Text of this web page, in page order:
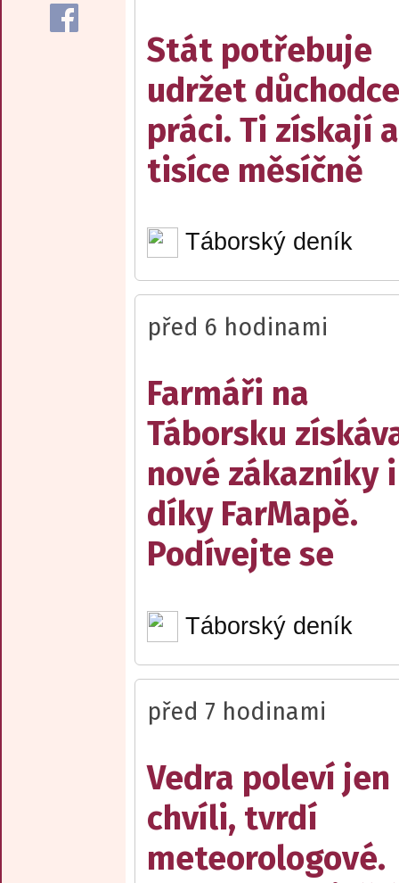
Stát potřebuje
udržet
práci. Ti získají
tisíce měsíčně
Táborský deník
před 6 hodinami
Farmáři na
Táborsku
nové zákazníky i
díky FarMapě.
Podívejte se
Táborský deník
před 7 hodinami
Vedra poleví jen
chvíli, tvrdí
meteorologové.